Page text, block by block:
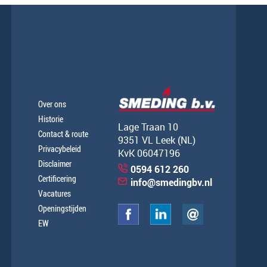
Over ons
Historie
Contact & route
Privacybeleid
Disclaimer
Certificering
Vacatures
Openingstijden
EW
Lage Traan 10
9351 VL Leek (NL)
KvK 06047196
0594 612 260
info@smedingbv.nl